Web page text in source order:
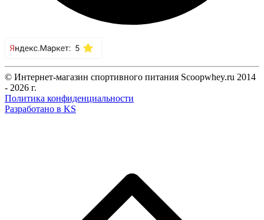
© Интернет-магазин спортивного питания Scoopwhey.ru 2014
- 2026 г.
Политика конфиденциальности
Разработано в KS